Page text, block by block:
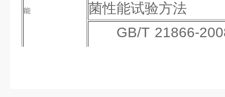
能
菌性能试验方法
GB/T 21866-